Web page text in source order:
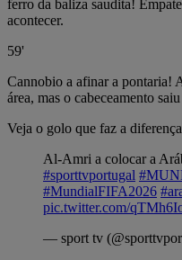
ferro da baliza saudita!
acontecer.
59'
Cannobio a afinar a pontaria!
área, mas o cabeceamento
Veja o golo que faz a
Al-Amri a colocar a
#sporttvportugal
#MundialFIFA2026
pic.twitter.com/
— sport tv